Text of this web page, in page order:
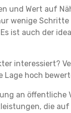
und Wert auf
wenige
ist auch der
interessiert?
Lage hoch
an öffentliche
die